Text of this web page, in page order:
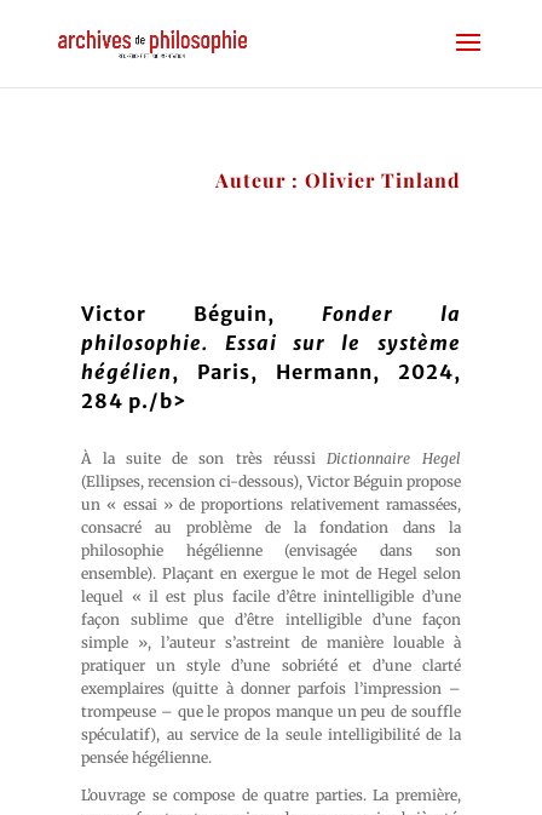
Auteur : Olivier Tinland
Victor Béguin, Fonder la
philosophie. Essai sur le système
hégélien, Paris, Hermann, 2024,
284 p./b>
À la suite de son très réussiDictionnaire Hegel
(Ellipses, recension ci-dessous), Victor Béguin propose
un « essai » de proportions relativement ramassées,
consacré au problème de la fondation dans la
philosophie hégélienne (envisagée dans son
ensemble). Plaçant en exergue le mot de Hegel selon
lequel « il est plus facile d’être inintelligible d’une
façon sublime que d’être intelligible d’une façon
simple », l’auteur s’astreint de manière louable à
pratiquer un style d’une sobriété et d’une clarté
exemplaires (quitte à donner parfois l’impression –
trompeuse – que le propos manque un peu de souffle
spéculatif), au service de la seule intelligibilité de la
pensée hégélienne.
L’ouvrage se compose de quatre parties. La première,